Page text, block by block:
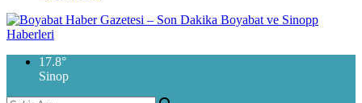
17.8°
Sinop